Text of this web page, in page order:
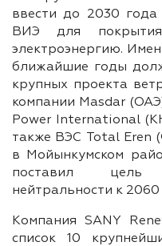
ввести до 2030
ВИЭ для
электроэнергию.
ближайшие годы
крупных проекта
компании Masdar
Power International
также ВЭС Total Eren
в Мойынкумском
поставил цель
нейтральности к 2060
Компания SANY
список 10